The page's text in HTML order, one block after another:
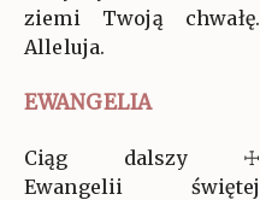
ziemi Twoją chwałę.
Alleluja.
EWANGELIA
Ciąg dalszy ☩
Ewangelii świętej